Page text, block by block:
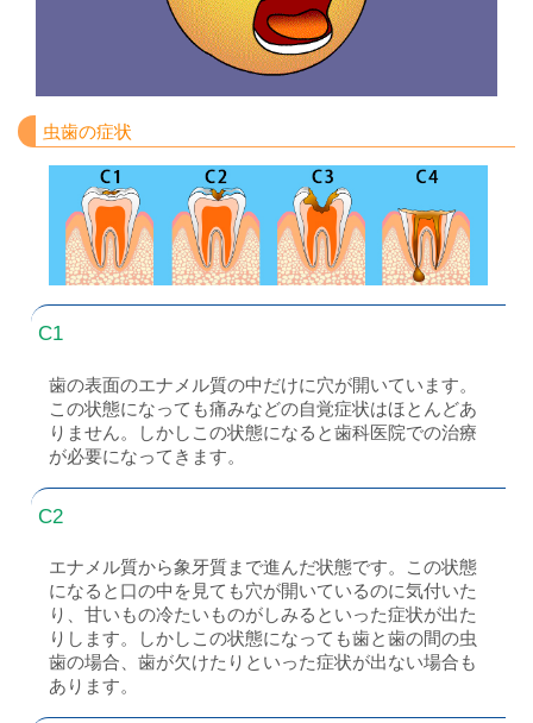
虫歯の症状
C1
歯の表面のエナメル質の中だけに穴が開いています。
この状態になっても痛みなどの自覚症状はほとんどあ
りません。しかしこの状態になると歯科医院での治療
が必要になってきます。
C2
エナメル質から象牙質まで進んだ状態です。この状態
になると口の中を見ても穴が開いているのに気付いた
り、甘いもの冷たいものがしみるといった症状が出た
りします。しかしこの状態になっても歯と歯の間の虫
歯の場合、歯が欠けたりといった症状が出ない場合も
あります。